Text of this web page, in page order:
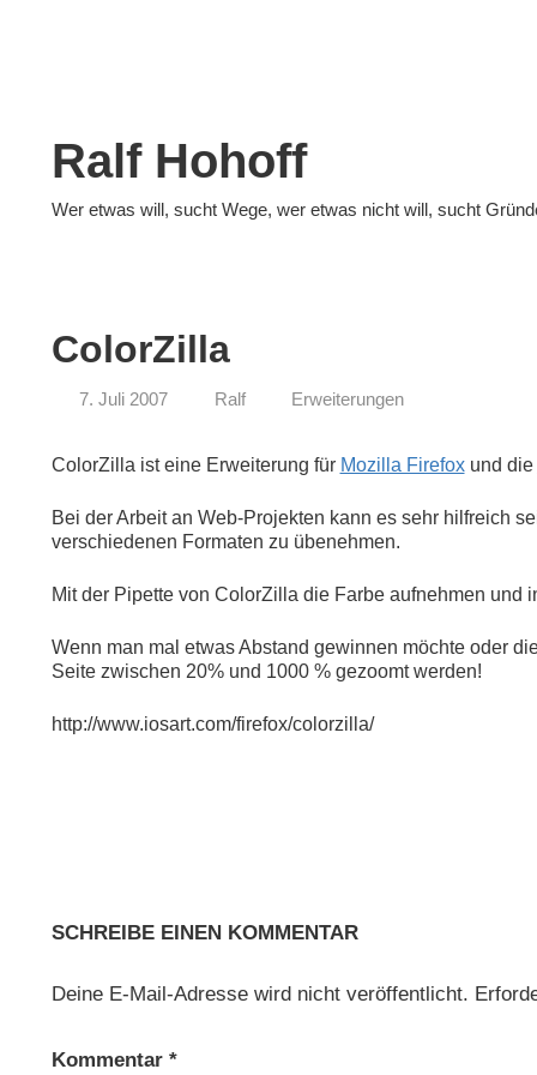
Ralf Hohoff
Wer etwas will, sucht Wege, wer etwas nicht will, sucht
ColorZilla
7. Juli 2007 Ralf Erweiterungen
ColorZilla ist eine Erweiterung für Mozilla Firefoxund die
Bei der Arbeit an Web-Projekten kann es sehr hilfreich
verschiedenen Formaten zu übenehmen.
Mit der Pipette von ColorZilla die Farbe aufnehmen
Wenn man mal etwas Abstand gewinnen möchte oder
Seite zwischen 20% und 1000 % gezoomt werden!
http://www.iosart.com/firefox/colorzilla/
SCHREIBE EINEN KOMMENTAR
Deine E-Mail-Adresse wird nicht veröffentlicht.
Kommentar *
benötigt,
Website